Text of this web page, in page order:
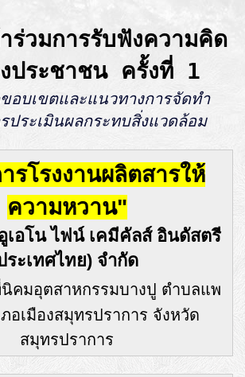
ร่วมการรับฟังความคิด
ประชาชน ครั้งที่ 1
อบเขตและแนวทางการจัดทำ
ประเมินผลกระทบสิ่งแวดล้อม
รโรงงานผลิตสารให้
ความหวาน"
เอโน ไฟน์ เคมีคัลส์ อินดัสตรี
ระเทศไทย) จำกัด
คมอุตสาหกรรมบางปู ตำบลแพ
อเมืองสมุทรปราการ จังหวัด
สมุทรปราการ